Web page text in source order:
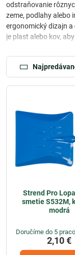
odstraňovanie
zeme, podlahy alebo
ergonomický dizajn
je plast alebo kov,
Sú ideálne na
interiérových
Lopatky existujú v
rôznym typom úloh a
rýchlejšie a
Strend Pro
smetie S532M,
modrá
Doručíme do 5
2,10 €